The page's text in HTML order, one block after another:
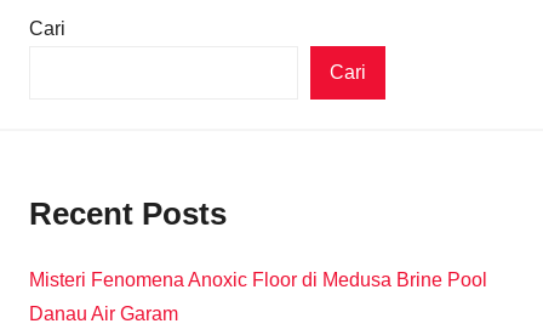
Cari
Cari
Recent Posts
Misteri Fenomena Anoxic Floor di Medusa Brine Pool
Danau Air Garam